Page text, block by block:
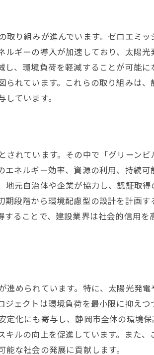
り組みが進んでいます。ゼロエミ
ギーの導入が加速しており、太陽
、環境負荷を軽減することが可能
れています。これらの取り組みは
ています。
れています。その中で「グリーン
ネルギー効率、資源の利用、持続
元自治体や企業が協力し、認証取
段階から環境配慮型の設計を計画
ることで、建設業界は社会的信用
められています。特に、太陽光発
ェクトは環境負荷を最小限に抑え
化にも寄与し、静岡市全体の環境
ルの向上を促進しています。また
な社会の発展に貢献します。